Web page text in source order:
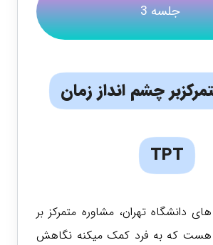
جلسه 3
چشم انداز زمان
TPT
های دانشگاه تهران، مشاوره متمرکز بر
هست که به فرد کمک میکنه نگاهش